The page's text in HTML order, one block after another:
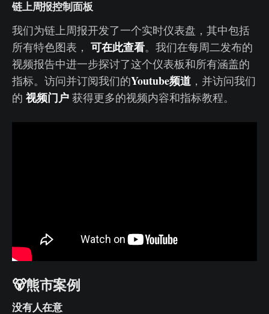
链上周报控制面板
我们为链上周报开发了一个实时仪表盘，其中包括
所有特色图表， 可在此查看。我们在每周二发布的
视频报告中进一步探讨了这个仪表板和所有涵盖的
指标。访问并订阅我们的Youtube频道 ，并访问我们
的 视频门户 获得更多的视频内容和指标教程。
🐻熊市案例
没有人在意